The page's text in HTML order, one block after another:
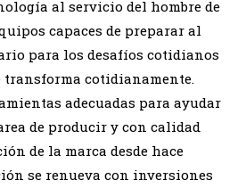
al servicio del hombre de
capaces de preparar al
para los desafíos cotidianos
transforma cotidianamente.
adecuadas para ayudar
de producir y con calidad
de la marca desde hace
se renueva con inversiones